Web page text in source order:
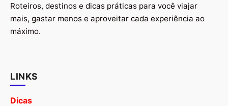
Roteiros, destinos e dicas práticas para você viajar
mais, gastar menos e aproveitar cada experiência ao
máximo.
LINKS
Dicas